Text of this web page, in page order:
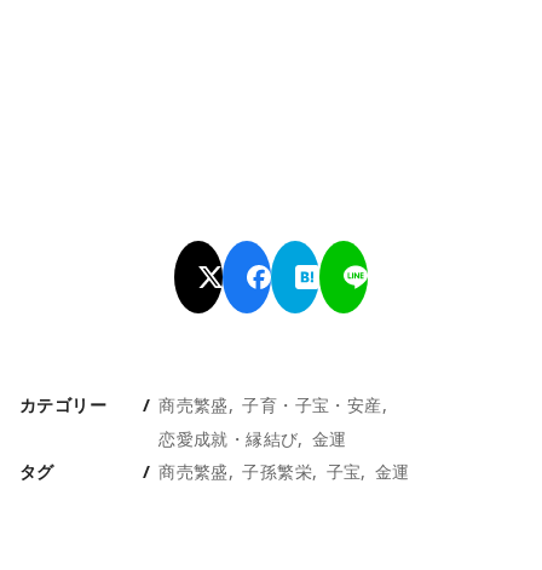
カテゴリー 商売繁盛
子育・子宝・安産
恋愛成就・縁結び
金運
タグ
商売繁盛 子孫繁栄 子宝 金運